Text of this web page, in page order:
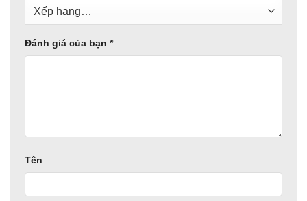
Đánh giá của bạn *
Tên